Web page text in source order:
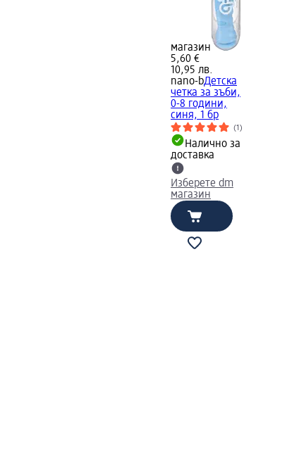
магазин
5,60 €
10,95 лв.
nano-bДетска
четка за зъби,
0-8 години,
синя, 1 бр
(1)
Налично за
доставка
Изберете dm
магазин